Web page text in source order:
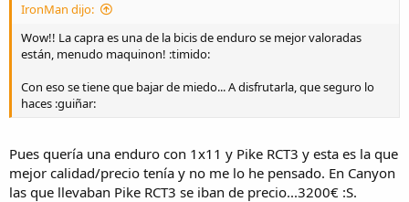
IronMan dijo:
Wow!! La capra es una de la bicis de enduro se mejor valoradas
están, menudo maquinon! :timido:
Con eso se tiene que bajar de miedo... A disfrutarla, que seguro lo
haces :guiñar:
Pues quería una enduro con 1x11 y Pike RCT3 y esta es la que
mejor calidad/precio tenía y no me lo he pensado. En Canyon
las que llevaban Pike RCT3 se iban de precio...3200€ :S.